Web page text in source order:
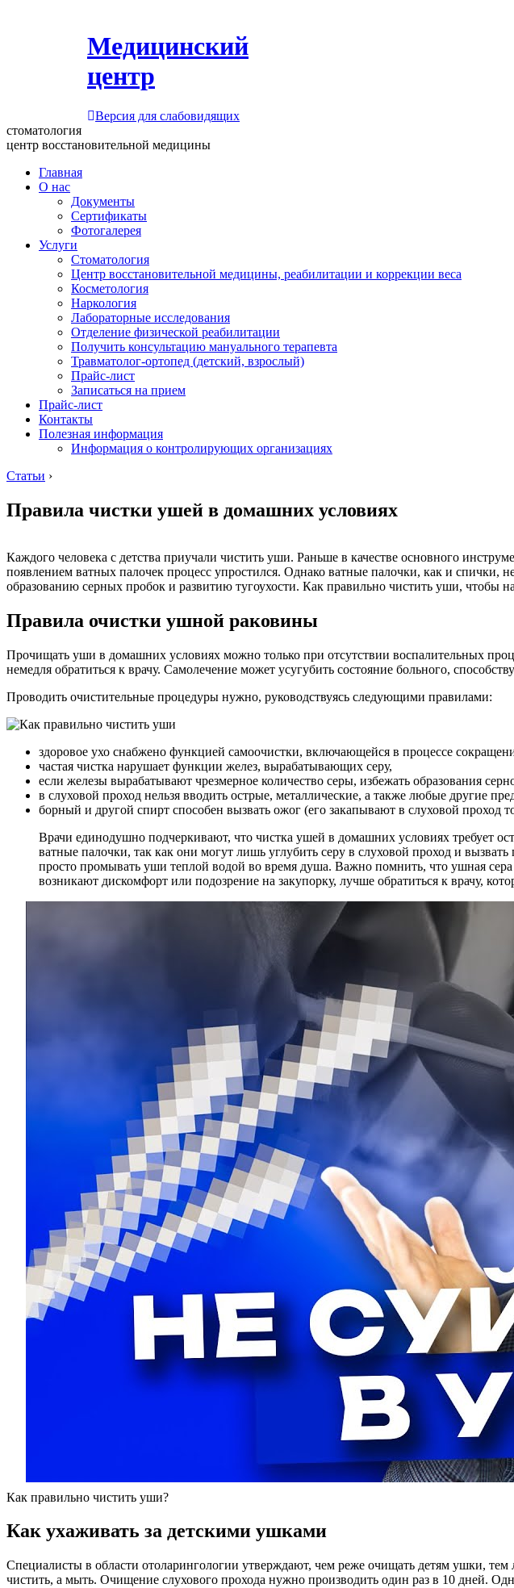
Медицинский
центр
Версия для слабовидящих
стоматология
центр восстановительной медицины
Главная
О нас
Документы
Сертификаты
Фотогалерея
Услуги
Стоматология
Центр восстановительной медицины, реабилитации и коррекции веса
Косметология
Наркология
Лабораторные исследования
Отделение физической реабилитации
Получить консультацию мануального терапевта
Травматолог-ортопед (детский, взрослый)
Прайс-лист
Записаться на прием
Прайс-лист
Контакты
Полезная информация
Информация о контролирующих организациях
Статьи ›
Правила чистки ушей в домашних условиях
Каждого человека с детства приучали чистить уши. Раньше в качестве основного
появлением ватных палочек процесс упростился. Однако ватные палочки, как и спички,
образованию серных пробок и развитию тугоухости. Как правильно чистить уши, чтобы
Правила очистки ушной раковины
Прочищать уши в домашних условиях можно только при отсутствии воспалительных
немедля обратиться к врачу. Самолечение может усугубить состояние больного,
Проводить очистительные процедуры нужно, руководствуясь следующими правилами:
здоровое ухо снабжено функцией самоочистки, включающейся в процессе
частая чистка нарушает функции желез, вырабатывающих серу,
если железы вырабатывают чрезмерное количество серы, избежать образования
в слуховой проход нельзя вводить острые, металлические, а также любые другие
борный и другой спирт способен вызвать ожог (его закапывают в слуховой проход
Врачи единодушно подчеркивают, что чистка ушей в домашних условиях требует
ватные палочки, так как они могут лишь углубить серу в слуховой проход и
просто промывать уши теплой водой во время душа. Важно помнить, что ушная
возникают дискомфорт или подозрение на закупорку, лучше обратиться к врачу,
Как правильно чистить уши?
Как ухаживать за детскими ушками
Специалисты в области отоларингологии утверждают, чем реже очищать детям ушки, тем
чистить, а мыть. Очищение слухового прохода нужно производить один раз в 10 дней.